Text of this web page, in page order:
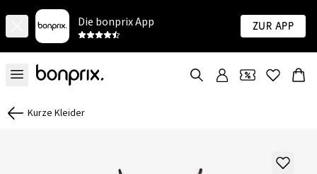
Die bonprix App Zur App
Kurze Kleider